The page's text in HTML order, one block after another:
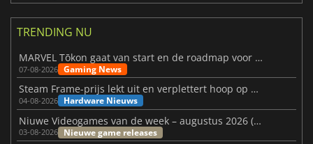
TRENDING NU
MARVEL Tōkon gaat van start en de roadmap voor jaar 1 is bekendgemaakt
07-08-2026 Gaming News
Steam Frame-prijs lekt uit en verplettert hoop op betaalbare VR
04-08-2026 Hardware Nieuws
Niuwe Videogames van de week – augustus 2026 (week 32)
03-08-2026 Nieuwe game releases